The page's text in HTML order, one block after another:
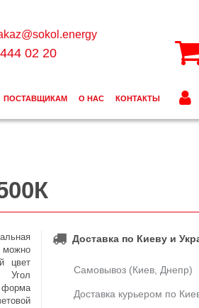
цвет
Угол
форма
Доставка по Киеву и
Самовывоз (Киев, Днепр)
Доставка курьером по
02 20
ПОСТАВЩИКАМ О НАС КОНТАКТЫ